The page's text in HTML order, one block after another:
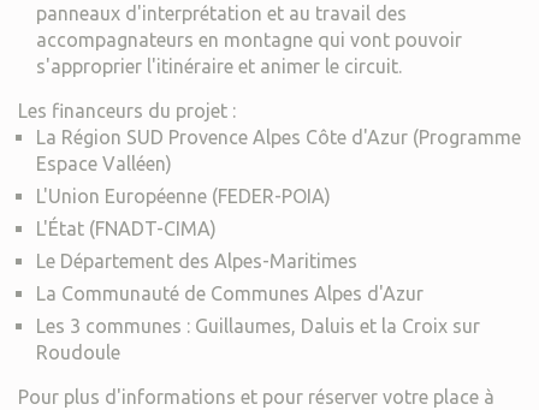
panneaux d'interprétation et au travail des
accompagnateurs en montagne qui vont pouvoir
s'approprier l'itinéraire et animer le circuit.
Les financeurs du projet :
La Région SUD Provence Alpes Côte d'Azur (Programme
Espace Valléen)
L'Union Européenne (FEDER-POIA)
L'État (FNADT-CIMA)
Le Département des Alpes-Maritimes
La Communauté de Communes Alpes d'Azur
Les 3 communes : Guillaumes, Daluis et la Croix sur
Roudoule
Pour plus d'informations et pour réserver votre place à